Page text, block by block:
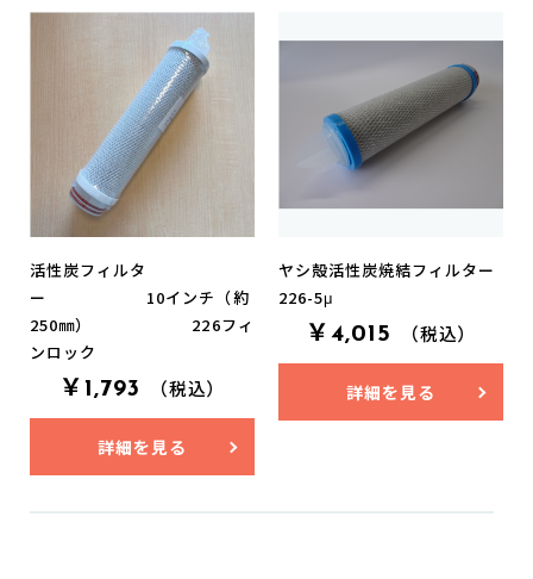
活性炭フィルタ
ー 10インチ（約
250㎜） 226フィ
ンロック
￥1,793 （税込）
詳細を見る
ヤシ殻活性炭焼結フィルター
226-5μ
￥4,015 （税込）
詳細を見る
お買い物を続ける カートへ進む